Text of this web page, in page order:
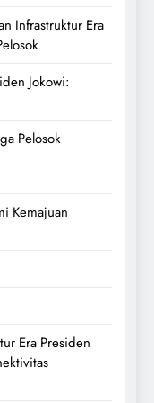
Infrastruktur Era
Jokowi:
Pelosok
Kemajuan
Era Presiden